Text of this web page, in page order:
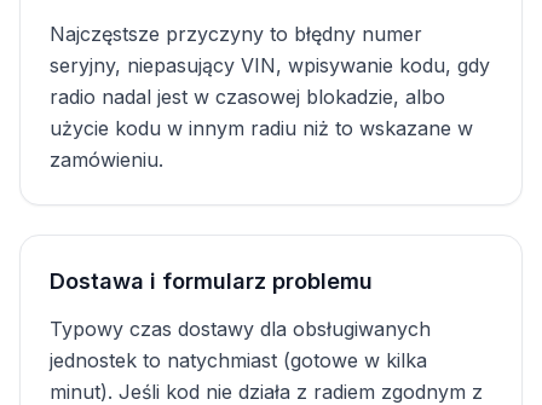
Najczęstsze przyczyny to błędny numer
seryjny, niepasujący VIN, wpisywanie kodu, gdy
radio nadal jest w czasowej blokadzie, albo
użycie kodu w innym radiu niż to wskazane w
zamówieniu.
Dostawa i formularz problemu
Typowy czas dostawy dla obsługiwanych
jednostek to natychmiast (gotowe w kilka
minut). Jeśli kod nie działa z radiem zgodnym z